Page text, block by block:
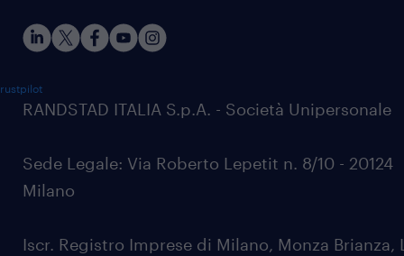
RANDSTAD ITALIA S.p.A. - Società Unipersonale
Sede Legale: Via Roberto Lepetit n. 8/10 - 20124
Milano
Iscr. Registro Imprese di Milano, Monza Brianza,